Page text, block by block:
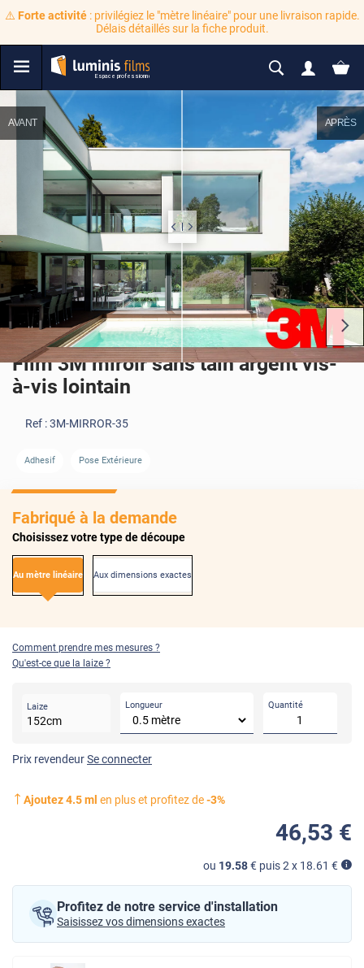
⚠️ Forte activité: privilégiez le "mètre linéaire" pour une livraison rapide.
Délais détaillés sur la fiche produit.
AVANT APRÈS
AVANT
Film 3M miroir sans tain argent vis-
à-vis lointain
Ref :3M-MIRROR-35
Adhesif Pose Extérieure
Fabriqué à la demande
Choisissez votre type de découpe
Au mètre linéaire Aux dimensions exactes
Comment prendre mes mesures ?
Qu'est-ce que la laize ?
Laize
152cm
Longueur Quantité
Prix revendeurSe connecter
Ajoutez4.5ml en plus et profitez de-3%
46,53 €
ou 19.58€ puis 2 x 18.61 €
Profitez de notre service d'installation
Saisissez vos dimensions exactes